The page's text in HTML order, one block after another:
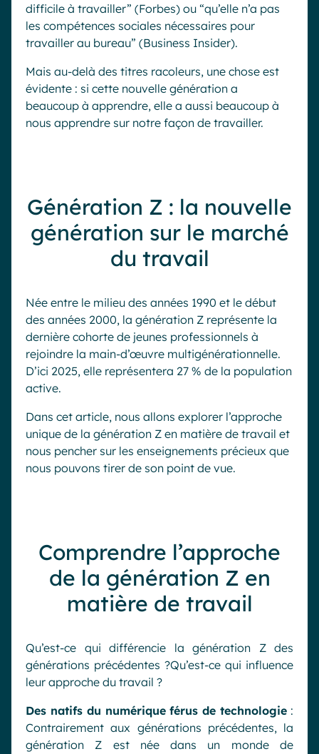
difficile à travailler” (Forbes) ou “qu’elle n’a pas
les compétences sociales nécessaires pour
travailler au bureau” (Business Insider).
Mais au-delà des titres racoleurs, une chose est
évidente : si cette nouvelle génération a
beaucoup à apprendre, elle a aussi beaucoup à
nous apprendre sur notre façon de travailler.
Génération Z : la nouvelle
génération sur le marché
du travail
Née entre le milieu des années 1990 et le début
des années 2000, la génération Z représente la
dernière cohorte de jeunes professionnels à
rejoindre la main-d’œuvre multigénérationnelle.
D’ici 2025, elle représentera 27 % de la population
active.
Dans cet article, nous allons explorer l’approche
unique de la génération Z en matière de travail et
nous pencher sur les enseignements précieux que
nous pouvons tirer de son point de vue.
Comprendre l’approche
de la génération Z en
matière de travail
Qu’est-ce qui différencie la génération Z des
générations précédentes ?Qu’est-ce qui influence
leur approche du travail ?
Des natifs du numérique férus de technologie :
Contrairement aux générations précédentes, la
génération Z est née dans un monde de